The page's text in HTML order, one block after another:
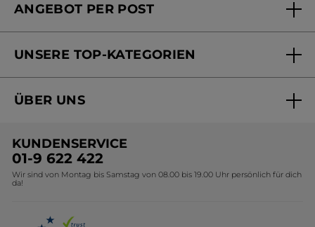
Mein Konto
Online Preisliste
ANGEBOT PER POST
Versandhandel Preisliste
UNSERE TOP-KATEGORIEN
Black Friday Yves Rocher
Geschenkideen Yves Rocher
Kollektion Monoi Yves Rocher
ÜBER UNS
Umweltstiftung YR
Affiliate Programm
KUNDENSERVICE
01-9 622 422
Wir sind von Montag bis Samstag von 08.00 bis 19.00 Uhr persönlich für dich
da!